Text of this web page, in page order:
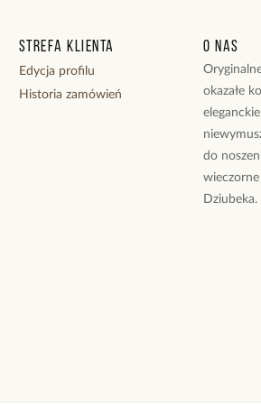
Strefa klienta
Edycja profilu
Historia zamówień
O nas
okazałe
do
Dziubeka.